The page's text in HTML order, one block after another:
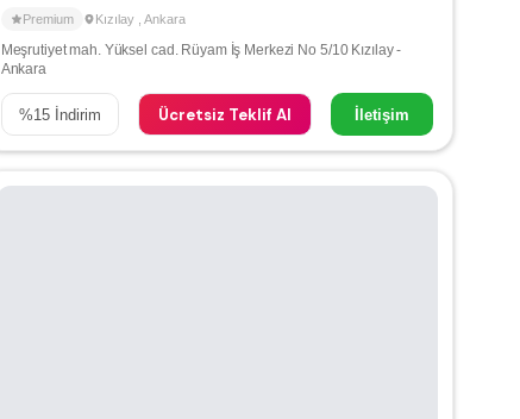
Premium Kızılay , Ankara
Meşrutiyet mah. Yüksel cad. Rüyam İş Merkezi No 5/10 Kızılay -
Ankara
%15İndirim Ücretsiz Teklif Al İletişim